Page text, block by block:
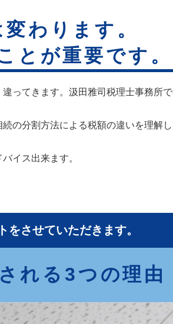
わります。
とが重要です。
ってきます。汲田雅司税理士事務所
の分割方法による税額の違いを理解
イス出来ます。
させていただきます。
れる3つの理由